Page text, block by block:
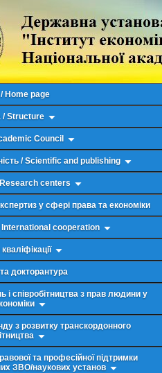
Home page
/ Structure
Council
/ Scientific and publishing
Research centers
у сфері права та економіки
International cooperation
докторантура
і співробітництва з прав людини у
з розвитку транскордонного
та професійної підтримки
ЗВО/наукових установ